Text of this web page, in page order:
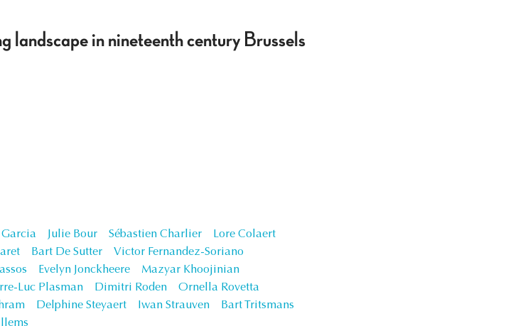
landscape in nineteenth century Brussels
Julie Bour Sébastien Charlier
Lore Colaert
Bart De Sutter
Victor Fernandez-Soriano
Evelyn Jonckheere
Mazyar Khoojinian
Luc Plasman Dimitri Roden
Ornella Rovetta
Delphine Steyaert Iwan Strauven
Bart Tritsmans